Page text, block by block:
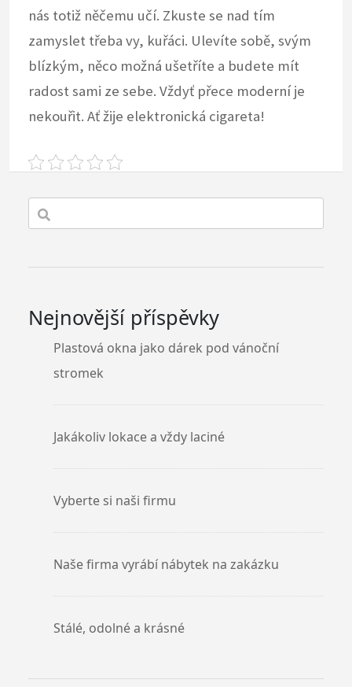
nás totiž něčemu učí. Zkuste se nad tím
zamyslet třeba vy, kuřáci. Ulevíte sobě, svým
blízkým, něco možná ušetříte a budete mít
radost sami ze sebe. Vždyť přece moderní je
nekouřit. Ať žije elektronická cigareta!
Nejnovější příspěvky
Plastová okna jako dárek pod vánoční
stromek
Jakákoliv lokace a vždy laciné
Vyberte si naši firmu
Naše firma vyrábí nábytek na zakázku
Stálé, odolné a krásné